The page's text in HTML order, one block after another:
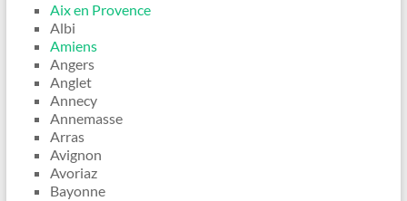
Aix en Provence
Albi
Amiens
Angers
Anglet
Annecy
Annemasse
Arras
Avignon
Avoriaz
Bayonne